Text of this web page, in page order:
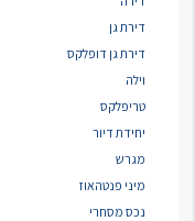
דירת גן
דירת גן דופלקס
וילה
טריפלקס
יחידת דיור
מגרש
מיני פנטהאוז
נכס מסחרי